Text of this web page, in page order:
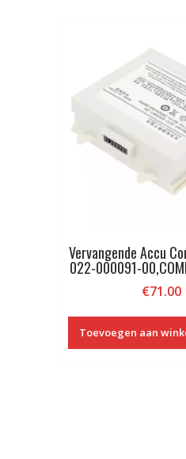
Vervangende Accu
022-000091-
€71.00
Toevoegen aan